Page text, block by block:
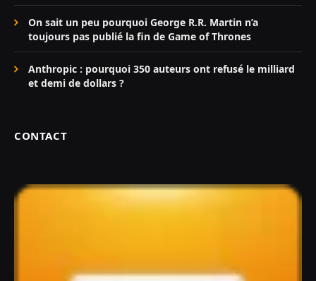
On sait un peu pourquoi George R.R. Martin n’a
toujours pas publié la fin de Game of Thrones
Anthropic : pourquoi 350 auteurs ont refusé le milliard
et demi de dollars ?
CONTACT